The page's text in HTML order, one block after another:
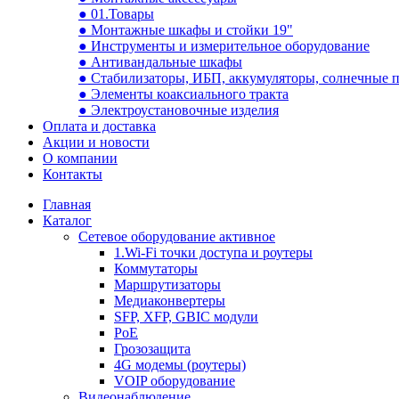
● 01.Товары
● Монтажные шкафы и стойки 19"
● Инструменты и измерительное оборудование
● Антивандальные шкафы
● Стабилизаторы, ИБП, аккумуляторы, солнечные
● Элементы коаксиального тракта
● Электроустановочные изделия
Оплата и доставка
Акции и новости
О компании
Контакты
Главная
Каталог
Сетевое оборудование активное
1.Wi-Fi точки доступа и роутеры
Коммутаторы
Маршрутизаторы
Медиаконвертеры
SFP, XFP, GBIC модули
PoE
Грозозащита
4G модемы (роутеры)
VOIP оборудование